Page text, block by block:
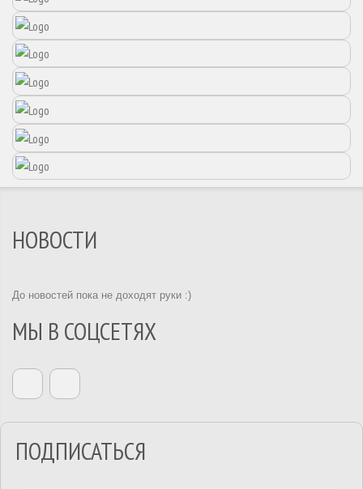
НОВОСТИ
До новостей пока не доходят руки :)
МЫ В СОЦСЕТЯХ
ПОДПИСАТЬСЯ